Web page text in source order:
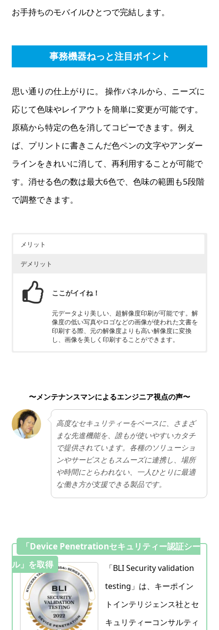
お手持ちのモバイルひとつで完結します。
事務機器ねっと注目ポイント
思い通りの仕上がりに。 操作パネルから、ニーズに
応じて色味やレイアウトを簡単に変更が可能です。
原稿から特定の色を消してコピーできます。例え
ば、プリントに書きこんだ色ペンの文字やアンダー
ラインをきれいに消して、再利用することが可能で
す。消せる色の数は最大6色で、色味の範囲も5段階
で調整できます。
メリット
デメリット
ここがイイね！
元データより美しい、超解像度印刷が可能です。解
像度の低い写真やロゴなどの画像が使われた文書を
印刷する際、元の解像度よりも高い解像度に変換
し、画像を美しく印刷することができます。
高めです。
〜メンテナンスマンによるエンジニア視点の声〜
高度なセキュリティーをベースに、さまざ
まな先進機能を、誰もが使いやすいカタチ
で提供されています。各種のソリューショ
ンやサービスともスムーズに連携し、場所
や時間にとらわれない、一人ひとりに最適
な働き方が支援できる製品です。
「Device Penetrationセキュリティー認証シー
ル」を取得
「BLI Security validation
testing」は、キーポイン
トインテリジェンス社とセ
キュリティーコンサルティ